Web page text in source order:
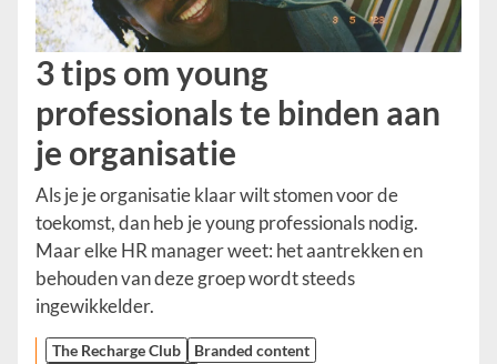
3 tips om young
professionals te binden aan
je organisatie
Als je je organisatie klaar wilt stomen voor de
toekomst, dan heb je young professionals nodig.
Maar elke HR manager weet: het aantrekken en
behouden van deze groep wordt steeds
ingewikkelder.
The Recharge Club
Branded content